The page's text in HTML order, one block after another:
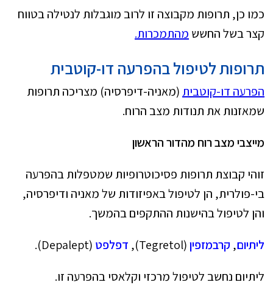
כמו כן, תרופות מקבוצה זו לרוב מוגבלות לנטילה בטווח
קצר בשל החשש מהתמכרות.
תרופות לטיפול בהפרעה דו-קוטבית
הפרעה דו-קוטבית (מאניה-דיפרסיה) מצריכה תרופות
שמאזנות את תנודות מצב הרוח.
מייצבי מצב רוח מהדור הראשון
זוהי קבוצת תרופות פסיכוטרופיות שמטפלות בהפרעה
בי-פולרית, הן לטיפול באפיזודות של מאניה ודיפרסיה,
והן לטיפול בהישנות ההתקפים בהמשך.
ליתיום, קרבמזפין(Tegretol), דפלפט (Depalept).
ליתיום נחשב לטיפול מרכזי וקלאסי בהפרעה זו.